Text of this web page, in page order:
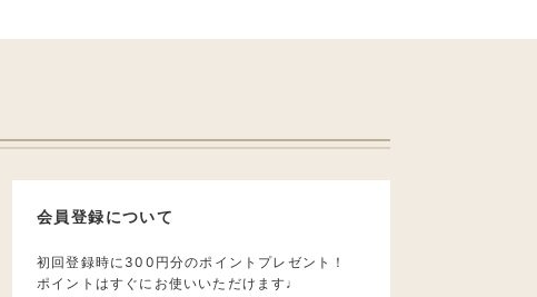
会員登録について
初回登録時に300円分のポイントプレゼント！
ポイントはすぐにお使いいただけます♩